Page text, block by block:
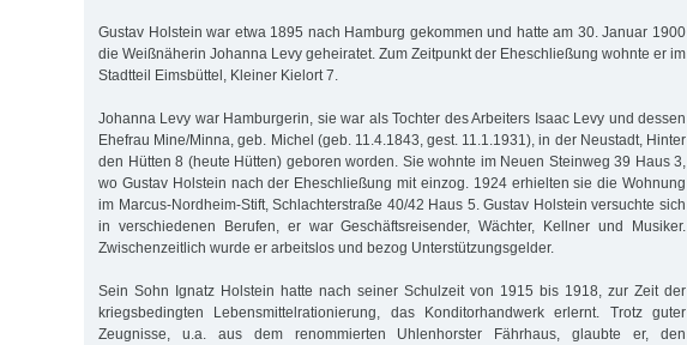
Gustav Holstein war etwa 1895 nach Hamburg gekommen und hatte am 30. Januar 1900
die Weißnäherin Johanna Levy geheiratet. Zum Zeitpunkt der Eheschließung wohnte er im
Stadtteil Eimsbüttel, Kleiner Kielort 7.
Johanna Levy war Hamburgerin, sie war als Tochter des Arbeiters Isaac Levy und dessen
Ehefrau Mine/Minna, geb. Michel (geb. 11.4.1843, gest. 11.1.1931), in der Neustadt, Hinter
den Hütten 8 (heute Hütten) geboren worden. Sie wohnte im Neuen Steinweg 39 Haus 3,
wo Gustav Holstein nach der Eheschließung mit einzog. 1924 erhielten sie die Wohnung
im Marcus-Nordheim-Stift, Schlachterstraße 40/42 Haus 5. Gustav Holstein versuchte sich
in verschiedenen Berufen, er war Geschäftsreisender, Wächter, Kellner und Musiker.
Zwischenzeitlich wurde er arbeitslos und bezog Unterstützungsgelder.
Sein Sohn Ignatz Holstein hatte nach seiner Schulzeit von 1915 bis 1918, zur Zeit der
kriegsbedingten Lebensmittelrationierung, das Konditorhandwerk erlernt. Trotz guter
Zeugnisse, u.a. aus dem renommierten Uhlenhorster Fährhaus, glaubte er, den